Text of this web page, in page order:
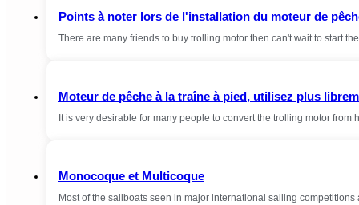
Points à noter lors de l'installation du moteur de
There are many friends to buy trolling motor then can't wait to start
Moteur de pêche à la traîne à pied, utilisez plus
It is very desirable for many people to convert the trolling motor
Monocoque et Multicoque
Most of the sailboats seen in major international sailing